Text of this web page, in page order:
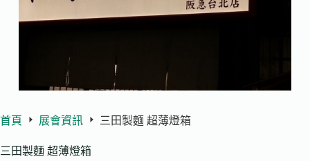
首頁 展會資訊 三田製麵 超薄燈箱
三田製麵 超薄燈箱